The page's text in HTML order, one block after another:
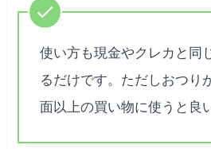
使い方も現金やクレカと同
るだけです。ただしおつり
面以上の買い物に使うと良